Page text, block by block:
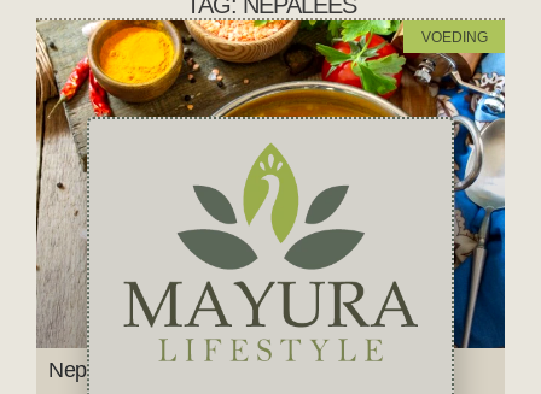
VOEDING
Nepalese Dal Bhat recept